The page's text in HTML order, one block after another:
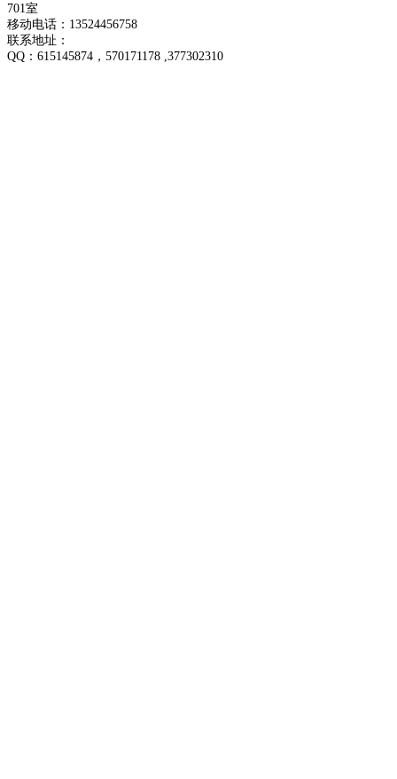
701室
移动电话：13524456758
联系地址：
QQ： 615145874 ，570171178 ,377302310